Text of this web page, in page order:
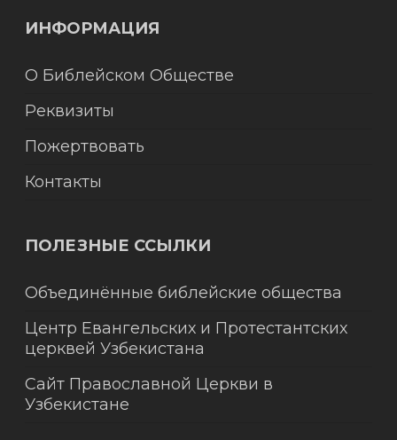
ИНФОРМАЦИЯ
О Библейском Обществе
Реквизиты
Пожертвовать
Контакты
ПОЛЕЗНЫЕ ССЫЛКИ
Объединённые библейские общества
Центр Евангельских и Протестантских
церквей Узбекистана
Сайт Православной Церкви в
Узбекистане